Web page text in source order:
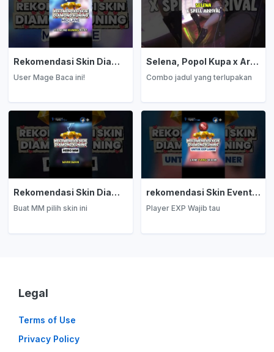
Rekomendasi Skin Diamond Kuning: Mage
User Mage Baca ini!
Selena, Popol Kupa x Arrival
Combo jadul yang terlupakan
Rekomendasi Skin Diamond Kuning: Marksman
Buat MM pilih skin ini
rekomendasi Skin Event Diamond Kuning: EXP Laner
Player EXP Wajib tau
Legal
Terms of Use
Privacy Policy